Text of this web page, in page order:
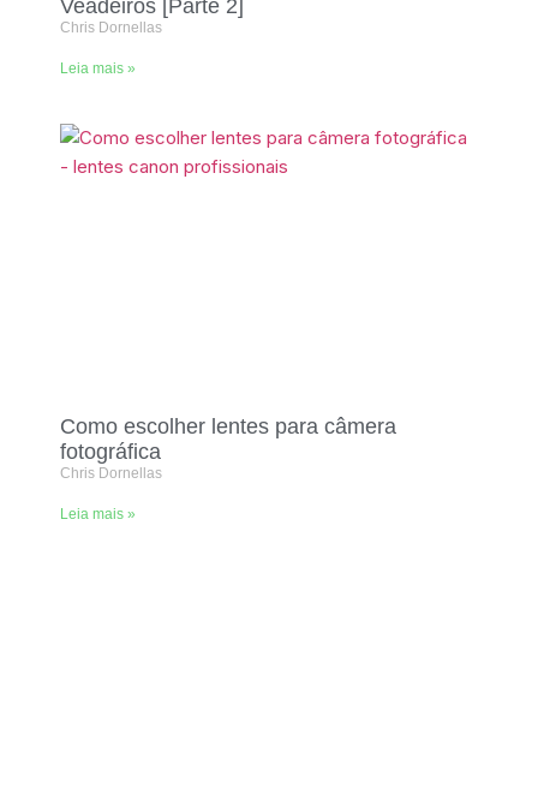
Veadeiros [Parte 2]
Chris Dornellas
Leia mais »
Como escolher lentes para câmera
fotográfica
Chris Dornellas
Leia mais »